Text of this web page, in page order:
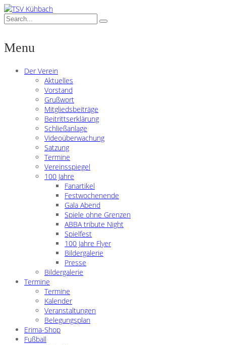
Menu
Der Verein
Aktuelles
Vorstand
Grußwort
Mitgliedsbeiträge
Beitrittserklärung
Schließanlage
Videoüberwachung
Satzung
Termine
Vereinsspiegel
100 Jahre
Fanartikel
Festwochenende
Gala Abend
Spiele ohne Grenzen
ABBA tribute Night
Spielfest
100 Jahre Flyer
Bildergalerie
Presse
Bildergalerie
Termine
Termine
Kalender
Veranstaltungen
Belegungsplan
Erima-Shop
Fußball